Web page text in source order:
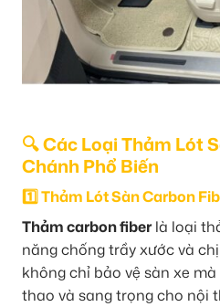
🔍 Các Loại Thảm Lót
Chánh Phổ Biến
1️⃣ Thảm Lót Sàn Carbon
Thảm carbon fiberlà loại
năng chống trầy xước và
không chỉ bảo vệ sàn xe
thao và sang trọng cho nội